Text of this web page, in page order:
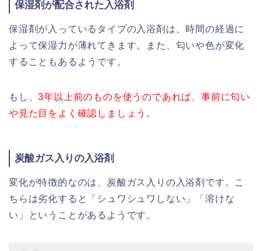
保湿剤が配合された入浴剤
保湿剤が入っているタイプの入浴剤は、時間の経過に
よって保湿力が薄れてきます。また、匂いや色が変化
することもあるようです。
もし、3年以上前のものを使うのであれば、事前に匂い
や見た目をよく確認しましょう。
炭酸ガス入りの入浴剤
変化が特徴的なのは、炭酸ガス入りの入浴剤です。こ
ちらは劣化すると「シュワシュワしない」「溶けな
い」ということがあるようです。